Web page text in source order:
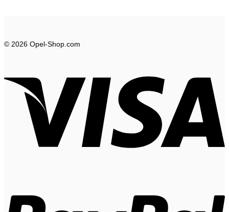
© 2026 Opel-Shop.com